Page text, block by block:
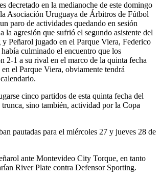
decretado en la medianoche de este domingo
Asociación Uruguaya de Árbitros de Fútbol
paro de actividades quedando en sesión
la agresión que sufrió el segundo asistente del
Peñarol jugado en el Parque Viera, Federico
culminado el encuentro que los
2-1 a su rival en el marco de la quinta fecha
el Parque Viera, obviamente tendrá
cinco partidos de esta quinta fecha del
trunca, sino también, actividad por la Copa
pautadas para el miércoles 27 y jueves 28 de
ante Montevideo City Torque, en tanto
River Plate contra Defensor Sporting.